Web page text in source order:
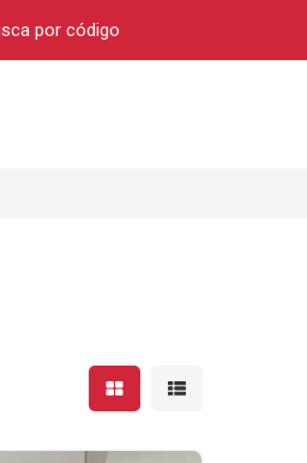
Mostrar resultados em
Mostrar